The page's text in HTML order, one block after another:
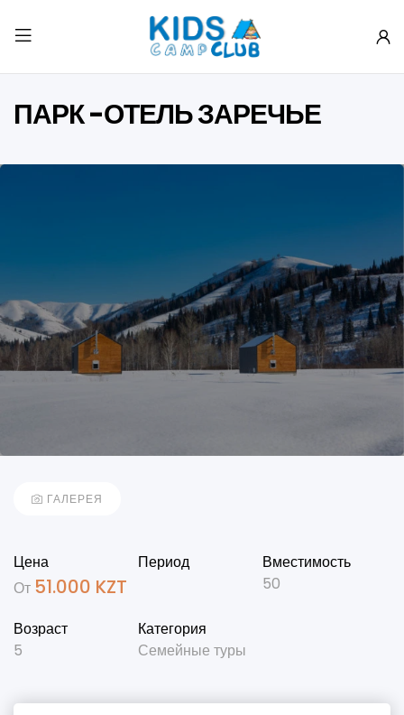
ПАРК -ОТЕЛЬ ЗАРЕЧЬЕ
ГАЛЕРЕЯ
Цена
От 51.000 KZT
Период
Вместимость
50
Возраст
5
Категория
Семейные туры